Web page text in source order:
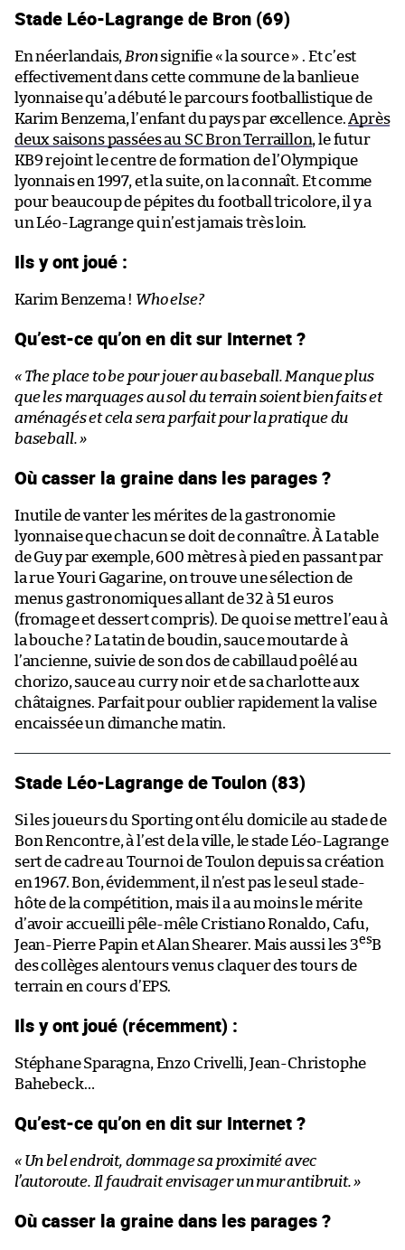
Stade Léo-Lagrange de Bron (69)
En néerlandais, Bronsignifie « la source » . Et c’est
effectivement dans cette commune de la banlieue
lyonnaise qu’a débuté le parcours footballistique de
Karim Benzema, l’enfant du pays par excellence.Après
deux saisons passées au SC Bron Terraillon, le futur
KB9 rejoint le centre de formation de l’Olympique
lyonnais en 1997, et la suite, on la connaît. Et comme
pour beaucoup de pépites du football tricolore, il y a
un Léo-Lagrange qui n’est jamais très loin.
Ils y ont joué :
Karim Benzema ! Who else?
Qu’est-ce qu’on en dit sur Internet ?
« The place to be pour jouer au baseball. Manque plus
que les marquages au sol du terrain soient bien faits et
aménagés et cela sera parfait pour la pratique du
baseball. »
Où casser la graine dans les parages ?
Inutile de vanter les mérites de la gastronomie
lyonnaise que chacun se doit de connaître. À La table
de Guy par exemple, 600 mètres à pied en passant par
la rue Youri Gagarine, on trouve une sélection de
menus gastronomiques allant de 32 à 51 euros
(fromage et dessert compris). De quoi se mettre l’eau à
la bouche ? La tatin de boudin, sauce moutarde à
l’ancienne, suivie de son dos de cabillaud poêlé au
chorizo, sauce au curry noir et de sa charlotte aux
châtaignes. Parfait pour oublier rapidement la valise
encaissée un dimanche matin.
Stade Léo-Lagrange de Toulon (83)
Si les joueurs du Sporting ont élu domicile au stade de
Bon Rencontre, à l’est de la ville, le stade Léo-Lagrange
sert de cadre au Tournoi de Toulon depuis sa création
en 1967. Bon, évidemment, il n’est pas le seul stade-
hôte de la compétition, mais il a au moins le mérite
d’avoir accueilli pêle-mêle Cristiano Ronaldo, Cafu,
Jean-Pierre Papin et Alan Shearer. Mais aussi les 3esB
des collèges alentours venus claquer des tours de
terrain en cours d’EPS.
Ils y ont joué (récemment) :
Stéphane Sparagna, Enzo Crivelli, Jean-Christophe
Bahebeck…
Qu’est-ce qu’on en dit sur Internet ?
« Un bel endroit, dommage sa proximité avec
l’autoroute. Il faudrait envisager un mur antibruit. »
Où casser la graine dans les parages ?